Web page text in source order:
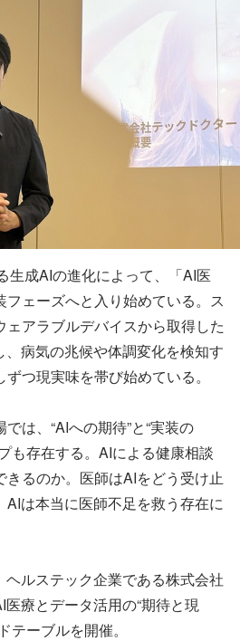
生成AIの進化によって、「AI医
ェーズへと入り始めている。ス
アラブルデバイスから取得した
病気の兆候や体調変化を検知す
つ現実味を帯び始めている。
は、“AIへの期待”と“実装の
も存在する。AIによる健康相談
きるのか。医師はAIをどう受け止
は本当に医師不足を救う存在に
ルステック企業である株式会社
療とデータ活用の“期待と現
テーブルを開催。